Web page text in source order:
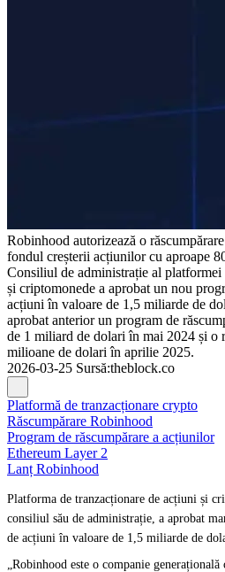
Robinhood autorizează o
fondul creșterii acțiunilor cu aproape
Consiliul de administrație al platformei
și criptomonede a aprobat un nou
acțiuni în valoare de 1,5 miliarde de
aprobat anterior un program de
de 1 miliard de dolari în mai 2024 și o
milioane de dolari în aprilie 2025.
2026-03-25 Sursă:theblock.co
Platformă de tranzacționare crypto
Răscumpărare Robinhood
Program de răscumpărare a acțiunilor
Ethereum Layer 2
Lanț Robinhood
Platforma de tranzacționare de acțiuni și
consiliul său de administrație, a aprobat
de acțiuni în valoare de 1,5 miliarde de
„Robinhood este o companie